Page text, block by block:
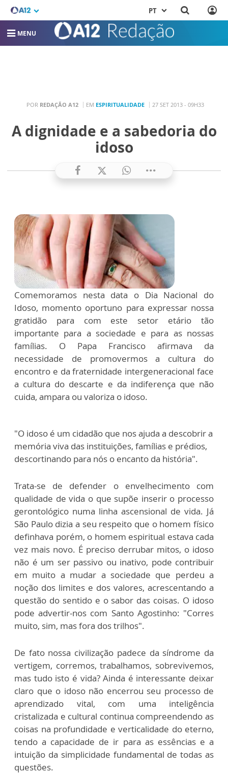
PT
MENU
POR REDAÇÃO A12 EM ESPIRITUALIDADE 27 SET 2013 - 09H33
A dignidade e a sabedoria do
idoso
Comemoramos nesta data o Dia Nacional do
Idoso, momento oportuno para expressar nossa
gratidão para com este setor etário tão
importante para a sociedade e para as nossas
famílias. O Papa Francisco afirmava da
necessidade de promovermos a cultura do
encontro e da fraternidade intergeneracional face
a cultura do descarte e da indiferença que não
cuida, ampara ou valoriza o idoso.
"O idoso é um cidadão que nos ajuda a descobrir a
memória viva das instituições, famílias e prédios,
descortinando para nós o encanto da história".
Trata-se de defender o envelhecimento com
qualidade de vida o que supõe inserir o processo
gerontológico numa linha ascensional de vida. Já
São Paulo dizia a seu respeito que o homem físico
definhava porém, o homem espiritual estava cada
vez mais novo. É preciso derrubar mitos, o idoso
não é um ser passivo ou inativo, pode contribuir
em muito a mudar a sociedade que perdeu a
noção dos limites e dos valores, acrescentando a
questão do sentido e o sabor das coisas. O idoso
pode advertir-nos com Santo Agostinho: "Corres
muito, sim, mas fora dos trilhos".
De fato nossa civilização padece da síndrome da
vertigem, corremos, trabalhamos, sobrevivemos,
mas tudo isto é vida? Ainda é interessante deixar
claro que o idoso não encerrou seu processo de
aprendizado vital, com uma inteligência
cristalizada e cultural continua compreendendo as
coisas na profundidade e verticalidade do eterno,
tendo a capacidade de ir para as essências e a
intuição da simplicidade fundamental de todas as
questões.